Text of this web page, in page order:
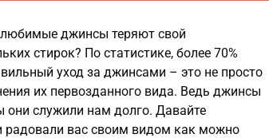
джинсы теряют свой
стирок? По статистике, более 70%
уход за джинсами – это не просто
их первозданного вида. Ведь джинсы
они служили нам долго. Давайте
радовали вас своим видом как можно